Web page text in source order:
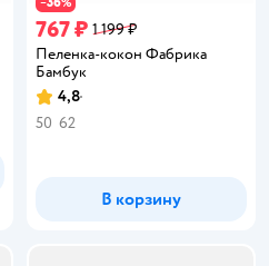
767 ₽ 1 199 ₽
Пеленка-кокон Фабрика
Бамбук
Рейтинг:
4,8
50 62
В корзину